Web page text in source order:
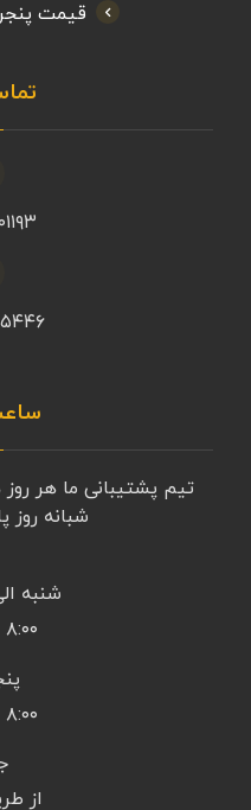
قیمت
تیم پشتیبانی ما هر
شبانه
شنبه
۸:۰۰ الی ۱۶:۰۰
۸:۰۰ الی ۱۲:۰۰
از